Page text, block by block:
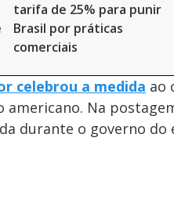
tarifa de 25% para punir
Brasil por práticas
comerciais
celebrou a medida ao
Na
durante o governo do